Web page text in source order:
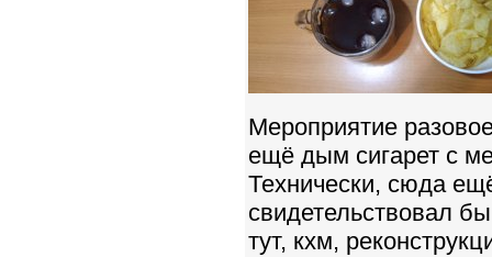
Мероприятие
ещё дым сигарет с
Технически, сюда
свидетельствовал
тут, кхм,